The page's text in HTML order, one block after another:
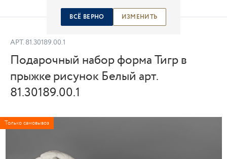
ВСЁ ВЕРНО ИЗМЕНИТЬ
АРТ. 81.30189.00.1
Подарочный набор форма Тигр в
прыжке рисунок Белый арт.
81.30189.00.1
Только самовывоз